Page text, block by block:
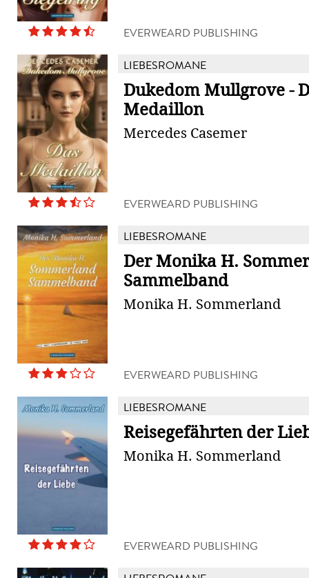
EVERWEARD PUBLISHING
LIEBESROMANE
Dukedom Mullgrove -
Medaillon
Mercedes Casemer
EVERWEARD PUBLISHING
LIEBESROMANE
Der Monika H.
Sammelband
Monika H. Sommerland
EVERWEARD PUBLISHING
LIEBESROMANE
Reisegefährten der
Monika H. Sommerland
EVERWEARD PUBLISHING